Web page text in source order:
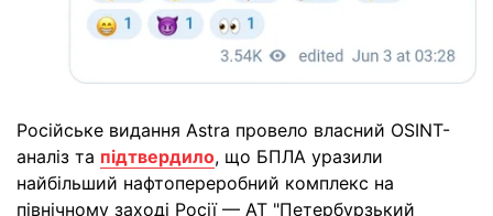
Російське видання Astra провело власний OSINT-
аналіз та підтвердило, що БПЛА уразили
найбільший нафтопереробний комплекс на
північному заході Росії — АТ "Петербурзький